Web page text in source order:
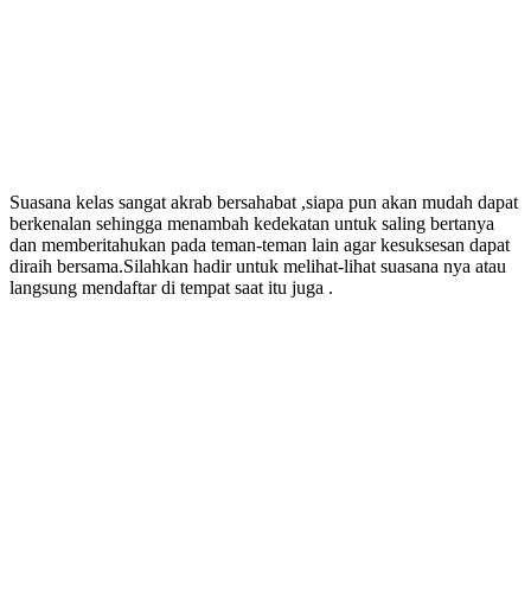
Suasana kelas sangat akrab bersahabat ,siapa pun akan mudah dapat
berkenalan sehingga menambah kedekatan untuk saling bertanya
dan memberitahukan pada teman-teman lain agar kesuksesan dapat
diraih bersama.Silahkan hadir untuk melihat-lihat suasana nya atau
langsung mendaftar di tempat saat itu juga .